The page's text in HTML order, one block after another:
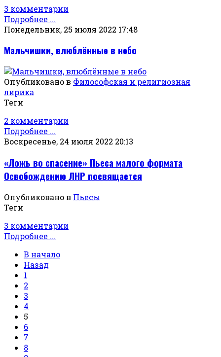
3 комментарии
Подробнее ...
Понедельник, 25 июля 2022 17:48
Мальчишки, влюблённые в небо
Опубликовано в Философская и религиозная
лирика
Теги
2 комментарии
Подробнее ...
Воскресенье, 24 июля 2022 20:13
«Ложь во спасение» Пьеса малого формата
Освобождению ЛНР посвящается
Опубликовано в Пьесы
Теги
3 комментарии
Подробнее ...
В начало
Назад
1
2
3
4
5
6
7
8